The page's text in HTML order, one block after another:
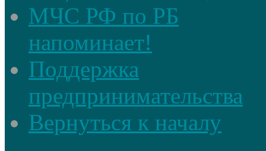
МЧС РФ по РБ
напоминает!
Поддержка
предпринимательства
Вернуться к началу